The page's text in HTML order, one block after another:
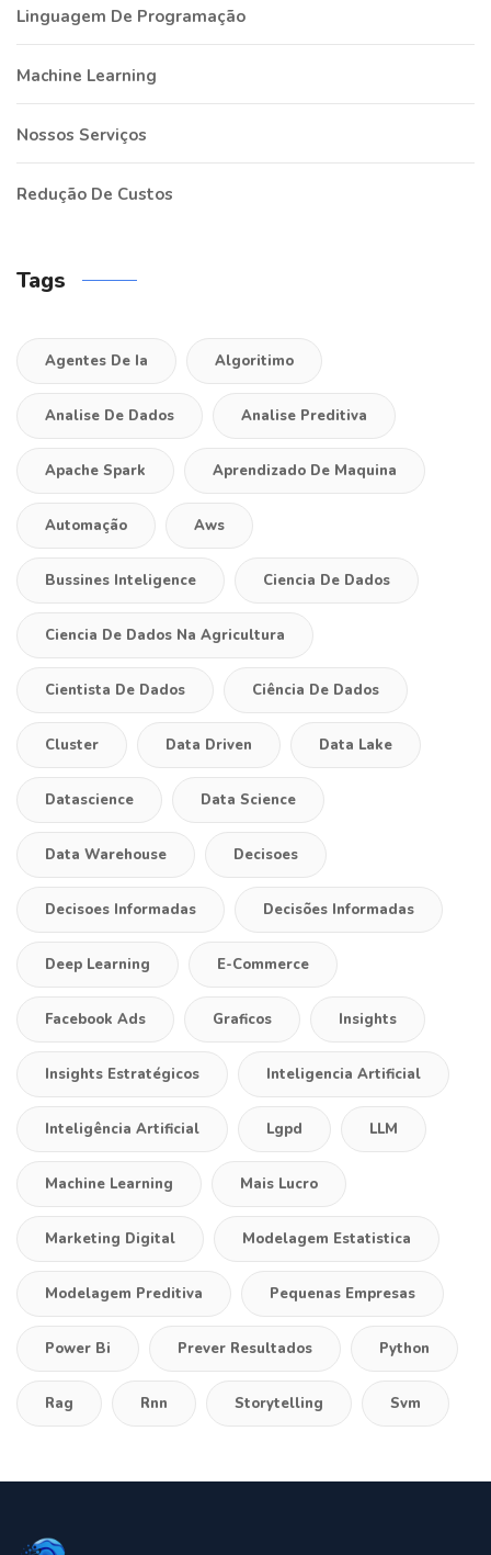
Linguagem De Programação
Machine Learning
Nossos Serviços
Redução De Custos
Tags
Agentes De Ia Algoritimo
Analise De Dados Analise Preditiva
Apache Spark Aprendizado De Maquina
Automação Aws
Bussines Inteligence Ciencia De Dados
Ciencia De Dados Na Agricultura
Cientista De Dados Ciência De Dados
Cluster Data Driven Data Lake
Datascience Data Science
Data Warehouse Decisoes
Decisoes Informadas Decisões Informadas
Deep Learning E-Commerce
Facebook Ads Graficos Insights
Insights Estratégicos Inteligencia Artificial
Inteligência Artificial Lgpd LLM
Machine Learning Mais Lucro
Marketing Digital Modelagem Estatistica
Modelagem Preditiva Pequenas Empresas
Power Bi Prever Resultados Python
Rag Rnn Storytelling Svm